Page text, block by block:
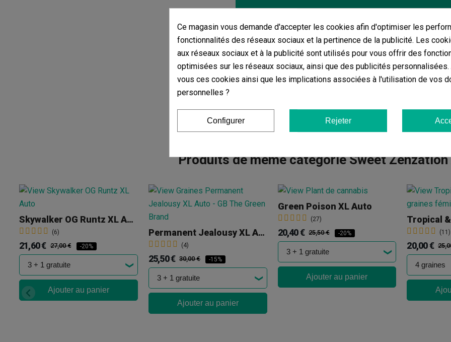
: il est question d’une version de la
clone élite de Zkittlez et Runtz XL Auto.
: [ (Grape Ape x Grapefruits) x souche réservée)
présent en raison de ses propriétés organoleptiques et
fait irruption dans plusieurs catalogues de graines
: [Runtz (Zkittlez x Gelato) x Sweet
Produits de même catégorie Sweet
Skywalker OG Runtz XL Auto
(6)
21,60 € 27,00 € -20%
Ajouter au panier
Permanent Jealousy XL Auto
(4)
25,50 € 30,00 € -15%
Ajouter au panier
Green Poison XL Auto
(27)
20,40 € 25,50 € -20%
Ajouter au panier
Tropical
(11)
20,00 €
Ce magasin vous demande d'accepter les cookies afin d'optimiser les
fonctionnalités des réseaux sociaux et la pertinence de la publicité. Les
aux réseaux sociaux et à la publicité sont utilisés pour vous offrir des
optimisées sur les réseaux sociaux, ainsi que des publicités
vous ces cookies ainsi que les implications associées à l'utilisation de vos
personnelles ?
Configurer Rejeter